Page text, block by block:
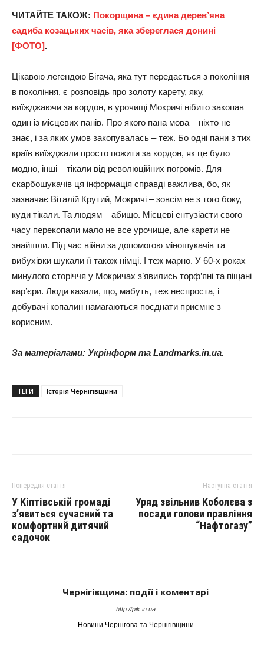
ЧИТАЙТЕ ТАКОЖ: Покорщина – єдина дерев’яна
садиба козацьких часів, яка збереглася донині
[ФОТО].
Цікавою легендою Бігача, яка тут передається з покоління
в покоління, є розповідь про золоту карету, яку,
виїжджаючи за кордон, в урочищі Мокричі нібито закопав
один із місцевих панів. Про якого пана мова – ніхто не
знає, і за яких умов закопувалась – теж. Бо одні пани з тих
країв виїжджали просто пожити за кордон, як це було
модно, інші – тікали від революційних погромів. Для
скарбошукачів ця інформація справді важлива, бо, як
зазначає Віталій Крутий, Мокричі – зовсім не з того боку,
куди тікали. Та людям – абищо. Місцеві ентузіасти свого
часу перекопали мало не все урочище, але карети не
знайшли. Під час війни за допомогою міношукачів та
вибухівки шукали її також німці. І теж марно. У 60-х роках
минулого сторіччя у Мокричах з’явились торф’яні та піщані
кар’єри. Люди казали, що, мабуть, теж неспроста, і
добувачі копалин намагаються поєднати приємне з
корисним.
За матеріалами: Укрінформ та Landmarks.in.ua.
ТЕГИ Історія Чернігівщини
Попередня стаття
У Кіптівській громаді
з’явиться сучасний та
комфортний дитячий
садочок
Наступна стаття
Уряд звільнив Коболєва з
посади голови правління
“Нафтогазу”
Чернігівщина: події і коментарі
http://pik.in.ua
Новини Чернігова та Чернігівщини